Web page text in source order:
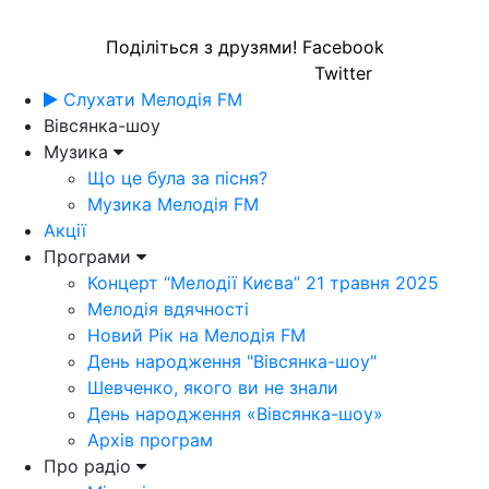
Поділіться з друзями! Facebook
Twitter
Слухати Мелодія FM
Вівсянка-шоу
Музика
Що це була за пісня?
Музика Мелодія FM
Акції
Програми
Концерт “Мелодії Києва” 21 травня 2025
Мелодія вдячності
Новий Рік на Мелодія FM
День народження "Вівсянка-шоу"
Шевченко, якого ви не знали
День народження «Вівсянка-шоу»
Архів програм
Про радіо